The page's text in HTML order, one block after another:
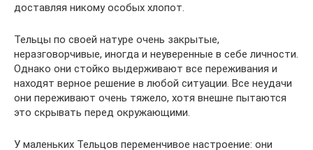
доставляя никому особых хлопот.
Тельцы по своей натуре очень закрытые,
неразговорчивые, иногда и неуверенные в себе личности.
Однако они стойко выдерживают все переживания и
находят верное решение в любой ситуации. Все неудачи
они переживают очень тяжело, хотя внешне пытаются
это скрывать перед окружающими.
У маленьких Тельцов переменчивое настроение: они